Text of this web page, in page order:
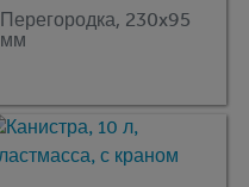
Перегородка, 230x95
мм